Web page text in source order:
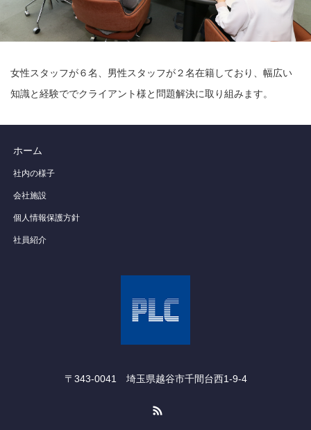
女性スタッフが６名、男性スタッフが２名在籍しており、幅広い
知識と経験ででクライアント様と問題解決に取り組みます。
ホーム
社内の様子
会社施設
個人情報保護方針
社員紹介
〒343-0041 埼玉県越谷市千間台西1‐9‐4